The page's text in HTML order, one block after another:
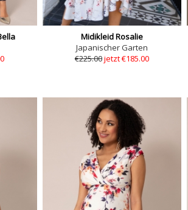
Midikleid Rosalie
Japanischer Garten
€225.00jetzt €185.00